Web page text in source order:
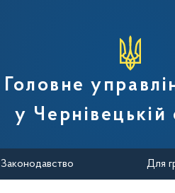
податкової
Головне
у Чернівецькій
Законодавство Для